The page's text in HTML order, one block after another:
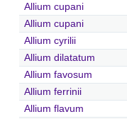
Allium cupani
Allium cupani
Allium cyrilii
Allium dilatatum
Allium favosum
Allium ferrinii
Allium flavum